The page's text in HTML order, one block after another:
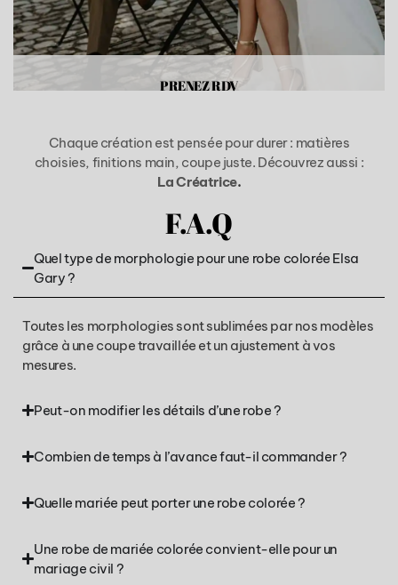
PRENEZ RDV
Chaque création est pensée pour durer : matières
choisies, finitions main, coupe juste. Découvrez aussi :
La Créatrice.
F.A.Q
Quel type de morphologie pour une robe colorée Elsa
Gary ?
Toutes les morphologies sont sublimées par nos modèles
grâce à une coupe travaillée et un ajustement à vos
mesures.
Peut-on modifier les détails d’une robe ?
Combien de temps à l’avance faut-il commander ?
Quelle mariée peut porter une robe colorée ?
Une robe de mariée colorée convient-elle pour un
mariage civil ?